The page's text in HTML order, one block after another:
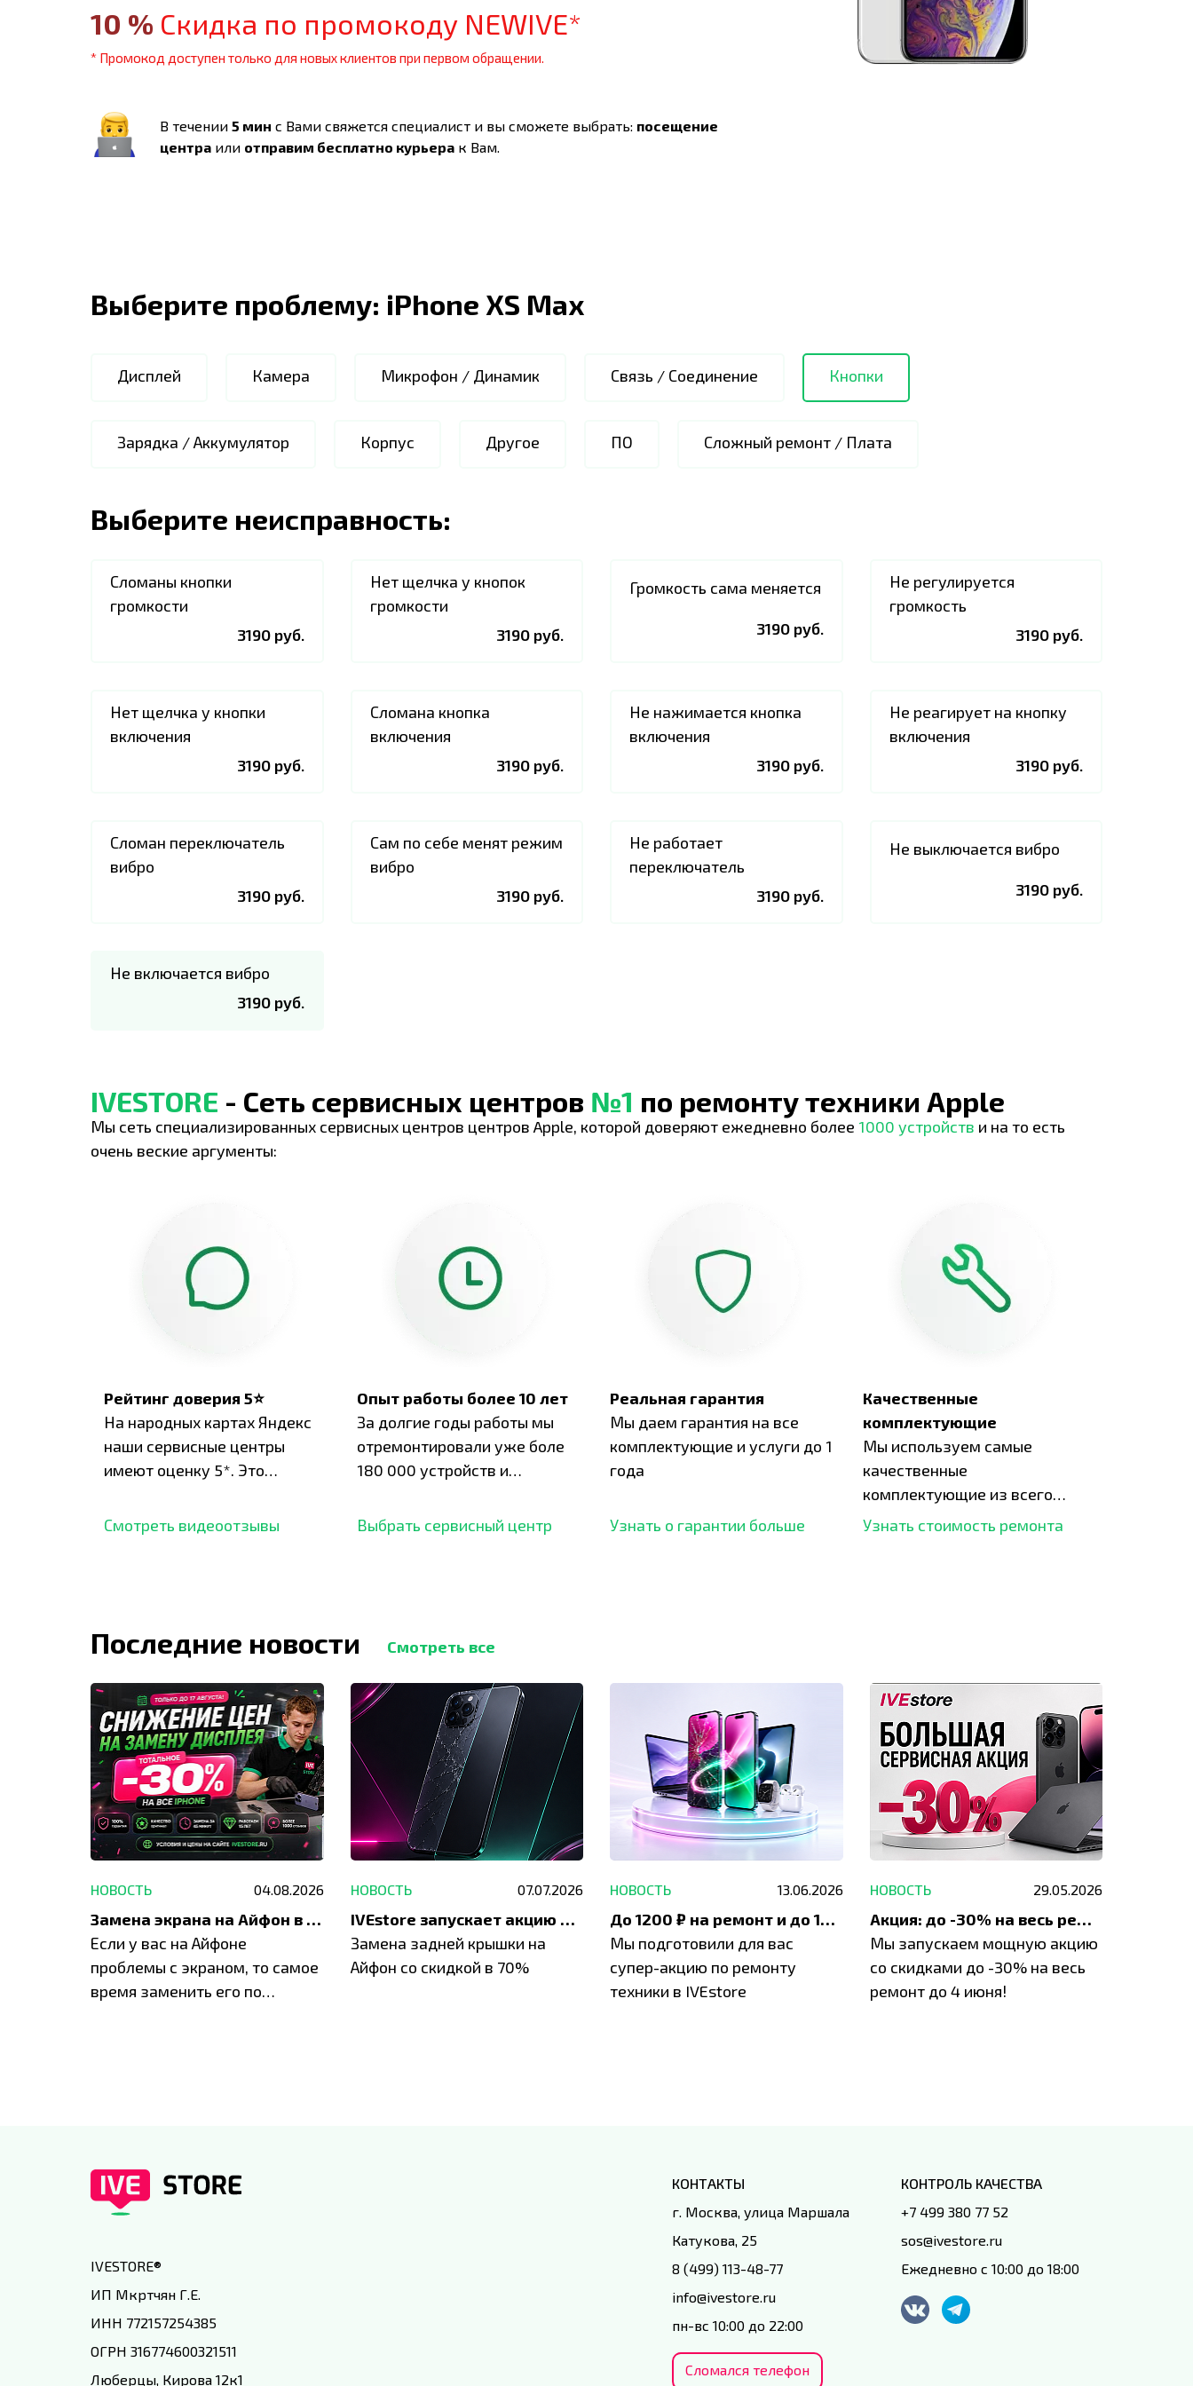
10 % Скидка по промокоду NEWIVE*
* Промокод доступен только для новых клиентов при первом обращении.
В течении 5 мин с Вами свяжется специалист и вы сможете выбрать: посещение
центра или отправим бесплатно курьера к Вам.
Выберите проблему: iPhone XS Max
Дисплей Камера Микрофон / Динамик Связь / Соединение Кнопки
Зарядка / Аккумулятор Корпус Другое ПО Сложный ремонт / Плата
Выберите неисправность:
Сломаны кнопки
громкости
3190 руб.
Нет щелчка у кнопок
громкости
3190 руб.
Громкость сама меняется
3190 руб.
Не регулируется
громкость
3190 руб.
Нет щелчка у кнопки
включения
3190 руб.
Сломана кнопка
включения
3190 руб.
Не нажимается кнопка
включения
3190 руб.
Не реагирует на кнопку
включения
3190 руб.
Сломан переключатель
вибро
3190 руб.
Сам по себе менят режим
вибро
3190 руб.
Не работает
переключатель
3190 руб.
Не выключается вибро
3190 руб.
Не включается вибро
3190 руб.
IVESTORE - Сеть сервисных центров №1 по ремонту техники Apple
Мы сеть специализированных сервисных центров центров Apple, которой доверяют ежедневно более 1000 устройств и на то есть
очень веские аргументы:
Рейтинг доверия 5⭐
На народных картах Яндекс
наши сервисные центры
имеют оценку 5*. Это
отзывов,
Смотреть видеоотзывы
Опыт работы более 10 лет
За долгие годы работы мы
отремонтировали уже боле
180 000 устройств и
опыт.
Выбрать сервисный центр
Реальная гарантия
Мы даем гарантия на все
комплектующие и услуги до 1
года
Узнать о гарантии больше
Качественные
комплектующие
Мы используем самые
качественные
комплектующие из всего
рынка и используем самое
Узнать стоимость ремонта
Последние новости Смотреть все
НОВОСТЬ 04.08.2026
Замена экрана на Айфон в Москве и Балашихе
Если у вас на Айфоне
проблемы с экраном, то самое
время заменить его по
НОВОСТЬ 07.07.2026
IVEstore запускает акцию на замену заднего стекла
Замена задней крышки на
Айфон со скидкой в 70%
НОВОСТЬ 13.06.2026
До 1200 ₽ на ремонт и до 1500 ₽ на покупку техники Apple
Мы подготовили для вас
супер-акцию по ремонту
техники в IVEstore
НОВОСТЬ 29.05.2026
Акция: до -30% на весь ремонт техники Apple
Мы запускаем мощную акцию
со скидками до -30% на весь
ремонт до 4 июня!
IVESTORE®
ИП Мкртчян Г.Е.
ИНН 772157254385
ОГРН 316774600321511
Люберцы, Кирова 12к1
КОНТАКТЫ
г. Москва, улица Маршала
Катукова, 25
8 (499) 113-48-77
info@ivestore.ru
пн-вс 10:00 до 22:00
Сломался телефон
КОНТРОЛЬ КАЧЕСТВА
+7 499 380 77 52
sos@ivestore.ru
Ежедневно с 10:00 до 18:00